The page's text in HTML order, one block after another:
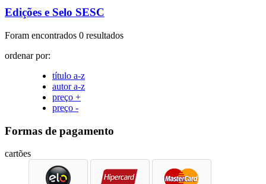
Edições e Selo SESC
Foram encontrados 0 resultados
ordenar por:
título a-z
autor a-z
preço +
preço -
Formas de pagamento
cartões